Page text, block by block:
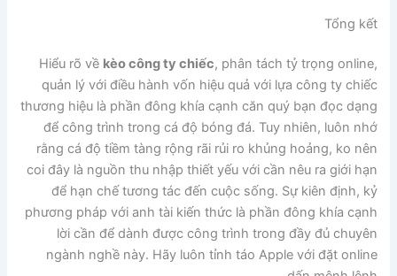
Tổng kết
Hiểu rõ về kèo công ty chiếc, phân tách tỷ trọng online,
quản lý với điều hành vốn hiệu quả với lựa công ty chiếc
thương hiệu là phần đông khía cạnh căn quý bạn đọc dạng
để công trình trong cá độ bóng đá. Tuy nhiên, luôn nhớ
rằng cá độ tiềm tàng rộng rãi rủi ro khủng hoảng, ko nên
coi đây là nguồn thu nhập thiết yếu với cần nêu ra giới hạn
để hạn chế tương tác đến cuộc sống. Sự kiên định, kỷ
phương pháp với anh tài kiến thức là phần đông khía cạnh
lời cần để dành được công trình trong đầy đủ chuyên
ngành nghề này. Hãy luôn tỉnh táo Apple với đặt online